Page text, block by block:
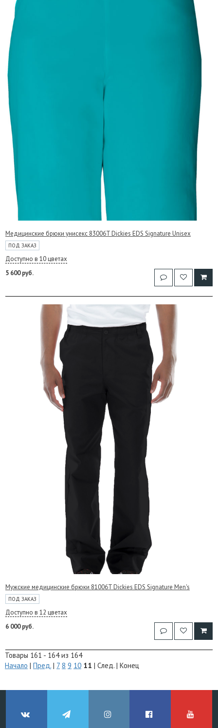
Медицинские брюки унисекс 83006T Dickies EDS Signature Unisex
ПОД ЗАКАЗ
Доступно в 10 цветах
5 600 руб.
Мужские медицинские брюки 81006T Dickies EDS Signature Men's
ПОД ЗАКАЗ
Доступно в 12 цветах
6 000 руб.
Товары 161 - 164 из 164
Начало | Пред. | 7 8 9 10 11 | След. | Конец